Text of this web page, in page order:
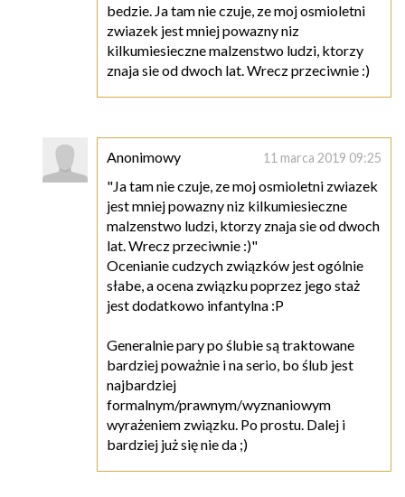
bedzie. Ja tam nie czuje, ze moj osmioletni
zwiazek jest mniej powazny niz
kilkumiesieczne malzenstwo ludzi, ktorzy
znaja sie od dwoch lat. Wrecz przeciwnie :)
Anonimowy 11 marca 2019 09:25
"Ja tam nie czuje, ze moj osmioletni zwiazek
jest mniej powazny niz kilkumiesieczne
malzenstwo ludzi, ktorzy znaja sie od dwoch
lat. Wrecz przeciwnie :)"
Ocenianie cudzych związków jest ogólnie
słabe, a ocena związku poprzez jego staż
jest dodatkowo infantylna :P
Generalnie pary po ślubie są traktowane
bardziej poważnie i na serio, bo ślub jest
najbardziej
formalnym/prawnym/wyznaniowym
wyrażeniem związku. Po prostu. Dalej i
bardziej już się nie da ;)